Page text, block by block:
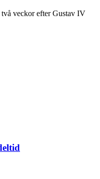
två veckor efter Gustav IV